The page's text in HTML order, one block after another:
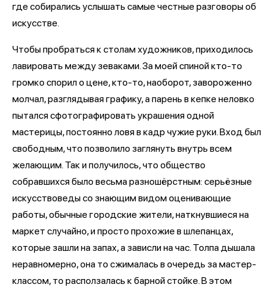
где собирались услышать самые честные разговоры об
искусстве.
Чтобы пробраться к столам художников, приходилось
лавировать между зеваками. За моей спиной кто-то
громко спорил о цене, кто-то, наоборот, завороженно
молчал, разглядывая графику, а парень в кепке неловко
пытался сфотографировать украшения одной
мастерицы, постоянно ловя в кадр чужие руки. Вход был
свободным, что позволило заглянуть внутрь всем
желающим. Так и получилось, что общество
собравшихся было весьма разношёрстным: серьёзные
искусствоведы со знающим видом оценивающие
работы, обычные городские жители, наткнувшиеся на
маркет случайно, и просто прохожие в шлепанцах,
которые зашли на запах, а зависли на час. Толпа дышала
неравномерно, она то сжималась в очередь за мастер-
классом, то расползалась к барной стойке. В этом